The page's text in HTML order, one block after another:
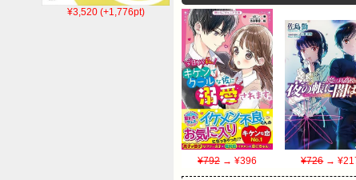
¥3,520 (+1,776pt)
¥792 → ¥396 ¥726→